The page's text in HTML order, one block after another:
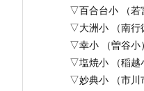
▽百合台小 （若
▽大洲小 （南
▽幸小 （曽谷
▽塩焼小 （稲
▽妙典小 （市